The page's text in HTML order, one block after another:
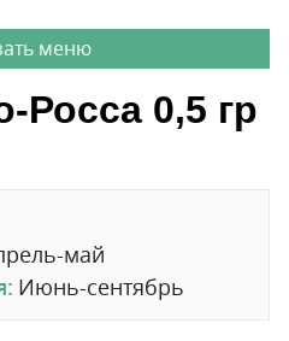
Росса 0,5 гр
май
Июнь-сентябрь